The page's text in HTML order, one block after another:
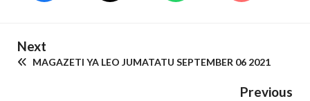
Next
MAGAZETI YA LEO JUMATATU SEPTEMBER 06 2021
Previous